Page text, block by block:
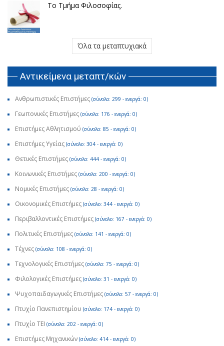
Το Τμήμα Φιλοσοφίας.
Όλα τα μεταπτυχιακά
Αντικείμενα μεταπτ/κών
Ανθρωπιστικές Επιστήμες (σύνολο: 299 - ενεργά: 0)
Γεωπονικές Επιστήμες (σύνολο: 176 - ενεργά: 0)
Επιστήμες Αθλητισμού (σύνολο: 85 - ενεργά: 0)
Επιστήμες Υγείας (σύνολο: 304 - ενεργά: 0)
Θετικές Επιστήμες (σύνολο: 444 - ενεργά: 0)
Κοινωνικές Επιστήμες (σύνολο: 200 - ενεργά: 0)
Νομικές Επιστήμες (σύνολο: 28 - ενεργά: 0)
Οικονομικές Επιστήμες (σύνολο: 344 - ενεργά: 0)
Περιβαλλοντικές Επιστήμες (σύνολο: 167 - ενεργά: 0)
Πολιτικές Επιστήμες (σύνολο: 141 - ενεργά: 0)
Τέχνες (σύνολο: 108 - ενεργά: 0)
Τεχνολογικές Επιστήμες (σύνολο: 75 - ενεργά: 0)
Φιλολογικές Επιστήμες (σύνολο: 31 - ενεργά: 0)
Ψυχοπαιδαγωγικές Επιστήμες (σύνολο: 57 - ενεργά: 0)
Πτυχίο Πανεπιστημίου (σύνολο: 174 - ενεργά: 0)
Πτυχίο ΤΕΙ (σύνολο: 202 - ενεργά: 0)
Επιστήμες Μηχανικών (σύνολο: 414 - ενεργά: 0)